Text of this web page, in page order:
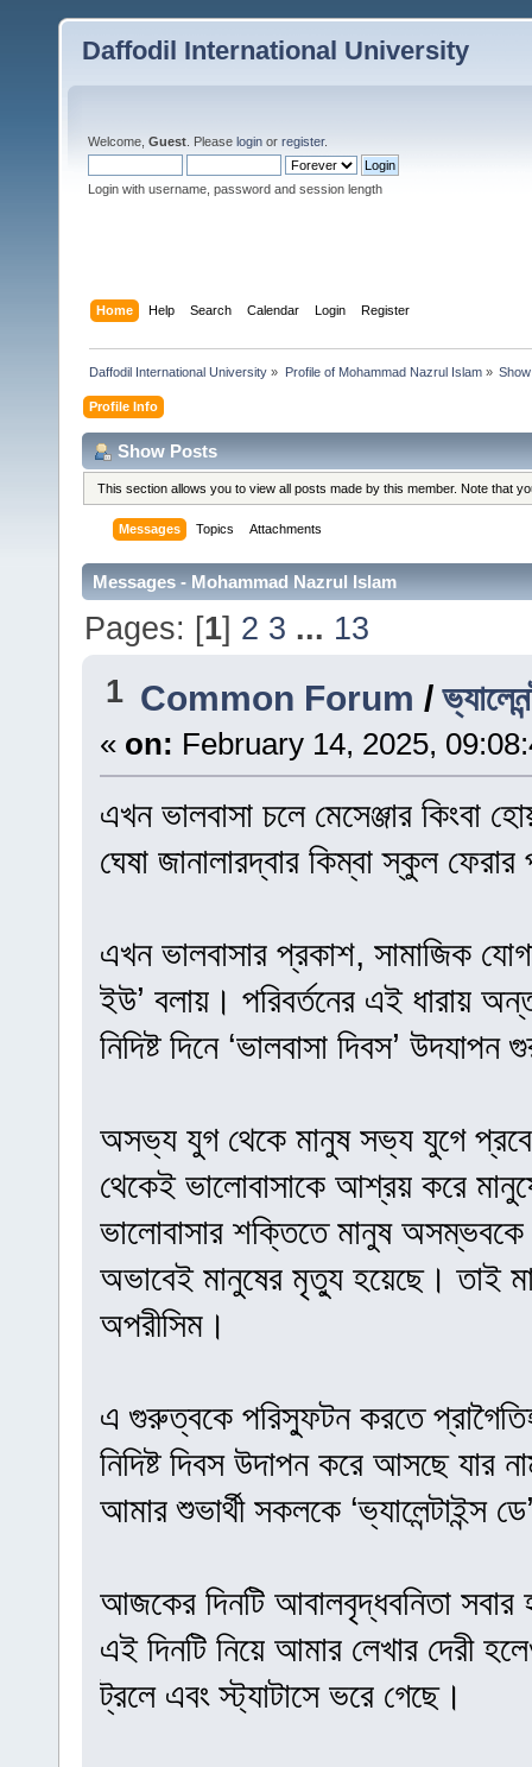
Daffodil International University
Welcome, Guest . Please login or register.
Login with username, password and session length
Home Help Search Calendar Login Register
Daffodil International University » Profile of Mohammad Nazrul Islam»
Profile Info
Show Posts
This section allows you to view all posts made by this member. Note that
Messages Topics Attachments
Messages - Mohammad Nazrul Islam
Pages: [1] 2 3 ... 13
1 Common Forum /
« on: February 14, 2025,
এখন ভালবাসা চলে মেসেঞ্জার কিংবা
ঘেষা জানালারদ্বার কিম্বা স্কুল
এখন ভালবাসার প্রকাশ, সামাজিক
ইউ’ বলায়। পরিবর্তনের এই ধারায়
নিদিষ্ট দিনে ‘ভালবাসা দিবস’
অসভ্য যুগ থেকে মানুষ সভ্য যুগে
থেকেই ভালোবাসাকে আশ্রয় করে
ভালোবাসার শক্তিতে মানুষ
অভাবেই মানুষের মৃত্যু হয়েছে। তাই
অপরীসিম।
এ গুরুত্বকে পরিস্ফুটন করতে
নিদিষ্ট দিবস উদাপন করে আসছে যার
আমার শুভার্থী সকলকে ‘ভ্যালেন্টাইন্স
আজকের দিনটি আবালবৃদ্ধবনিতা
এই দিনটি নিয়ে আমার লেখার দেরী
ট্রলে এবং স্ট্যাটাসে ভরে গেছে।